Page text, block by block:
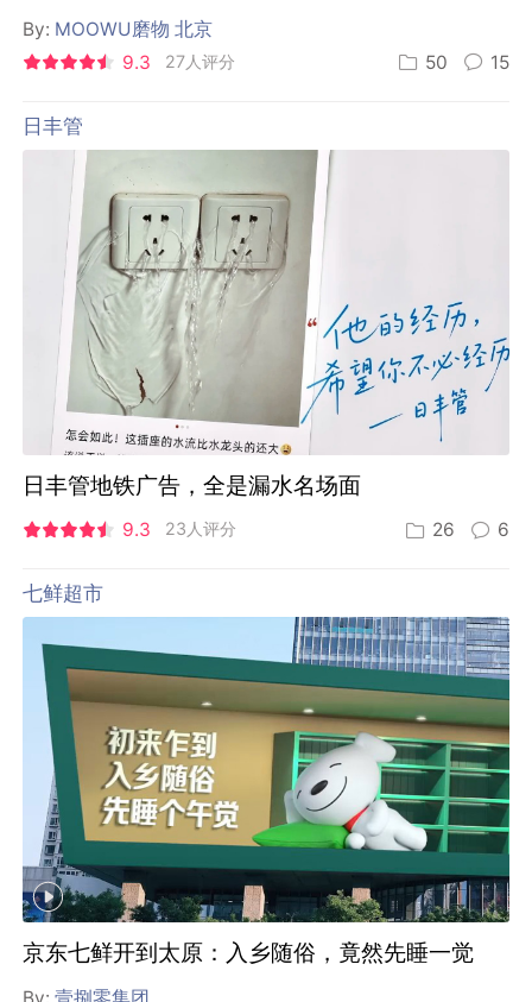
By: MOOWU磨物 北京
9.3
27人评分 50 15
日丰管
日丰管地铁广告，全是漏水名场面
9.3 23人评分 26 6
七鲜超市
京东七鲜开到太原：入乡随俗，竟然先睡一觉